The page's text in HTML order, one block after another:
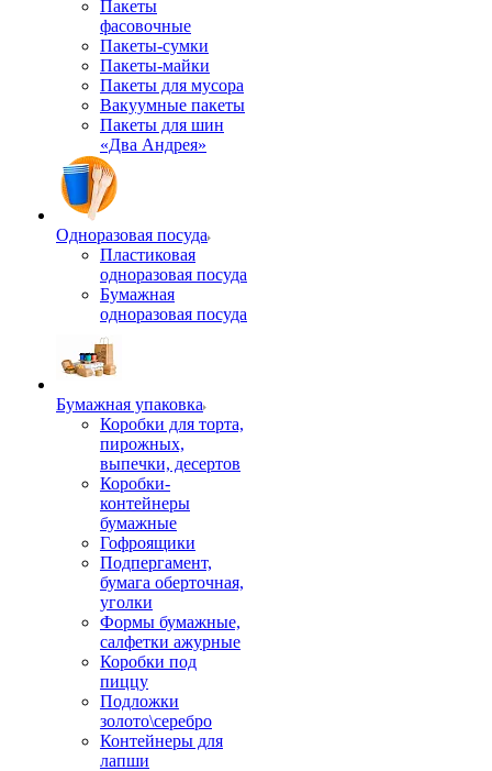
Пакеты
фасовочные
Пакеты-сумки
Пакеты-майки
Пакеты для мусора
Вакуумные пакеты
Пакеты для шин
«Два Андрея»
Одноразовая посуда
Пластиковая
одноразовая посуда
Бумажная
одноразовая посуда
Бумажная упаковка
Коробки для торта,
пирожных,
выпечки, десертов
Коробки-
контейнеры
бумажные
Гофроящики
Подпергамент,
бумага оберточная,
уголки
Формы бумажные,
салфетки ажурные
Коробки под
пиццу
Подложки
золото\серебро
Контейнеры для
лапши